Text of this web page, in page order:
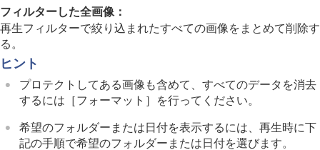
フィルターした全画像 ：
再生フィルターで絞り込まれたすべての画像をまとめて削除す
る。
ヒント
プロテクトしてある画像も含めて、すべてのデータを消去
するには ［フォーマット］ を行ってください。
希望のフォルダーまたは日付を表示するには、再生時に下
記の手順で希望のフォルダーまたは日付を選びます。